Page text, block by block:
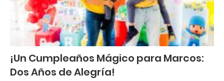
¡Un Cumpleaños Mágico para Marcos:
Dos Años de Alegría!